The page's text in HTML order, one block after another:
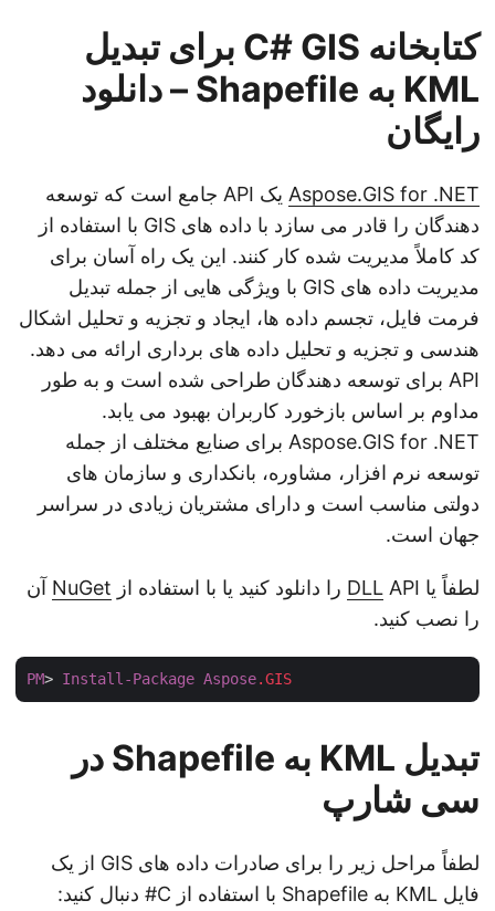
کتابخانه C# GIS برای تبدیل
KML به Shapefile – دانلود
رایگان
Aspose.GIS for .NET
یک API جامع است که توسعه
دهندگان را قادر می سازد با داده های GIS با استفاده از
کد کاملاً مدیریت شده کار کنند. این یک راه آسان برای
مدیریت داده های GIS با ویژگی هایی از جمله تبدیل
فرمت فایل، تجسم داده ها، ایجاد و تجزیه و تحلیل اشکال
هندسی و تجزیه و تحلیل داده های برداری ارائه می دهد.
API برای توسعه دهندگان طراحی شده است و به طور
مداوم بر اساس بازخورد کاربران بهبود می یابد.
Aspose.GIS for .NET برای صنایع مختلف از جمله
توسعه نرم افزار، مشاوره، بانکداری و سازمان های
دولتی مناسب است و دارای مشتریان زیادی در سراسر
جهان است.
لطفاً یا DLLAPI را دانلود کنید یا با استفاده از NuGetآن
را نصب کنید.
PM > Install-Package Aspose.GIS
تبدیل KML به Shapefile در
سی شارپ
لطفاً مراحل زیر را برای صادرات داده های GIS از یک
فایل KML به Shapefile با استفاده از C# دنبال کنید: